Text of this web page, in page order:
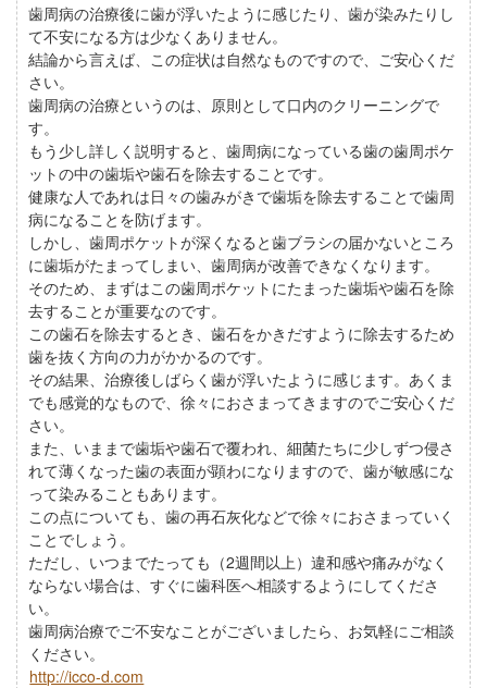
歯周病の治療後に歯が浮いたように感じたり、歯が染みたりし
て不安になる方は少なくありません。
結論から言えば、この症状は自然なものですので、ご安心くだ
さい。
歯周病の治療というのは、原則として口内のクリーニングで
す。
もう少し詳しく説明すると、歯周病になっている歯の歯周ポケ
ットの中の歯垢や歯石を除去することです。
健康な人であれは日々の歯みがきで歯垢を除去することで歯周
病になることを防げます。
しかし、歯周ポケットが深くなると歯ブラシの届かないところ
に歯垢がたまってしまい、歯周病が改善できなくなります。
そのため、まずはこの歯周ポケットにたまった歯垢や歯石を除
去することが重要なのです。
この歯石を除去するとき、歯石をかきだすように除去するため
歯を抜く方向の力がかかるのです。
その結果、治療後しばらく歯が浮いたように感じます。あくま
でも感覚的なもので、徐々におさまってきますのでご安心くだ
さい。
また、いままで歯垢や歯石で覆われ、細菌たちに少しずつ侵さ
れて薄くなった歯の表面が顕わになりますので、歯が敏感にな
って染みることもあります。
この点についても、歯の再石灰化などで徐々におさまっていく
ことでしょう。
ただし、いつまでたっても（2週間以上）違和感や痛みがなく
ならない場合は、すぐに歯科医へ相談するようにしてくださ
い。
歯周病治療でご不安なことがございましたら、お気軽にご相談
ください。
http://icco-d.com